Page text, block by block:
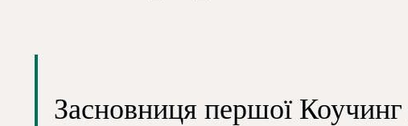
Засновниця першої